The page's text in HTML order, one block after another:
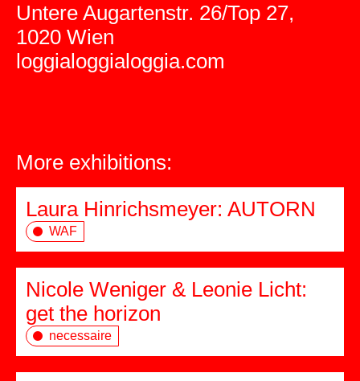
Untere Augartenstr. 26/Top 27,
1020 Wien
loggialoggialoggia.com
More exhibitions:
Laura Hinrichsmeyer: AUTORN
WAF
Nicole Weniger & Leonie Licht:
get the horizon
necessaire